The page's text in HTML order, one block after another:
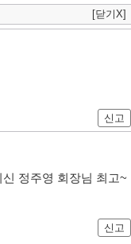
[닫기X]
신고
정주영 회장님 최고~
신고